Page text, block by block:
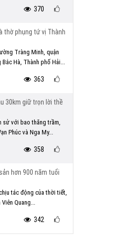
370
thờ phụng tứ vị Thành
Tràng Minh, quận
Hà, Thành phố Hải...
363
30km giữ trọn lời thề
sử với bao thăng trầm,
Phúc và Nga My...
358
hơn 900 năm tuổi
tác động của thời tiết,
Quang...
342